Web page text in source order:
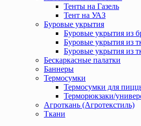
Тенты на Газель
Тент на УАЗ
Буровые укрытия
Буровые укрытия из
Буровые укрытия из
Буровые укрытия из
Бескаркасные палатки
Баннеры
Термосумки
Термосумки для
Терморюкзаки/
Агроткань (Агротекстиль)
Ткани